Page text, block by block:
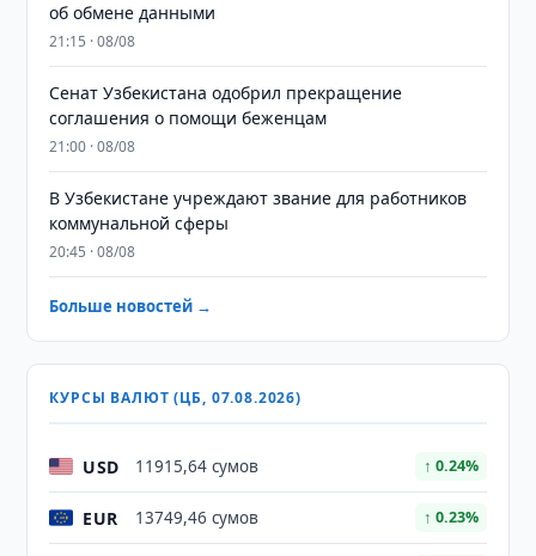
об обмене данными
21:15 · 08/08
Сенат Узбекистана одобрил прекращение
соглашения о помощи беженцам
21:00 · 08/08
В Узбекистане учреждают звание для работников
коммунальной сферы
20:45 · 08/08
Больше новостей →
КУРСЫ ВАЛЮТ (ЦБ, 07.08.2026)
USD 11915,64 сумов ↑ 0.24%
EUR 13749,46 сумов ↑ 0.23%